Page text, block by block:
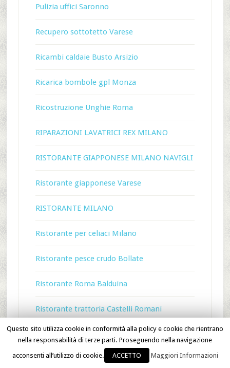
Pulizia uffici Saronno
Recupero sottotetto Varese
Ricambi caldaie Busto Arsizio
Ricarica bombole gpl Monza
Ricostruzione Unghie Roma
RIPARAZIONI LAVATRICI REX MILANO
RISTORANTE GIAPPONESE MILANO NAVIGLI
Ristorante giapponese Varese
RISTORANTE MILANO
Ristorante per celiaci Milano
Ristorante pesce crudo Bollate
Ristorante Roma Balduina
Ristorante trattoria Castelli Romani
RISTORANTI
Ristrutturazione appartamenti Milano
Questo sito utilizza cookie in conformità alla policy e cookie che rientrano
nella responsabilità di terze parti. Proseguendo nella navigazione
acconsenti all’utilizzo di cookie.
ACCETTO Maggiori Informazioni